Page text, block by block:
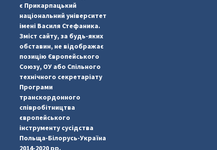
#PipIvanToday
є Прикарпацький
національний університет
імені Василя Стефаника.
Зміст сайту, за будь-яких
обставин, не відображає
позицію Європейського
Союзу, ОУ або Спільного
технічного секретаріату
Програми
транскордонного
співробітництва
європейського
інструменту сусідства
Польща-Білорусь-Україна
2014-2020 рр.